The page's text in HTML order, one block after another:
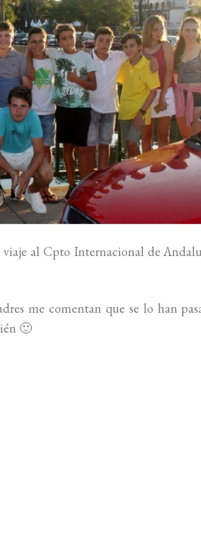
viaje al Cpto Internacional de
me comentan que se lo han
🙂